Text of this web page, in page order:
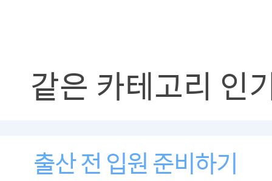
같은 카테고리 인
출산 전 입원 준비하기